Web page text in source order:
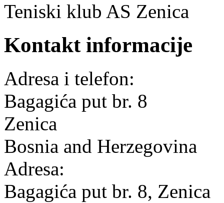
Teniski klub AS Zenica
Kontakt informacije
Adresa i telefon:
Bagagića put br. 8
Zenica
Bosnia and Herzegovina
Adresa:
Bagagića put br. 8, Zenica